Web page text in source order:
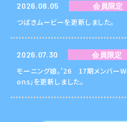
2026.08.05 会員限定
つばきムービーを更新しました。
2026.07.30 会員限定
モーニング娘。’26 17期メンバー
ons」を更新しました。